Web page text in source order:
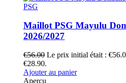
PSG
Maillot PSG Mayulu
2026/2027
€56.00 Le prix initial était :
€28.90.
Ajouter au panier
Aperçu